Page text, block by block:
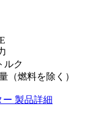
ルク
（燃料を除く）
ー 製品詳細